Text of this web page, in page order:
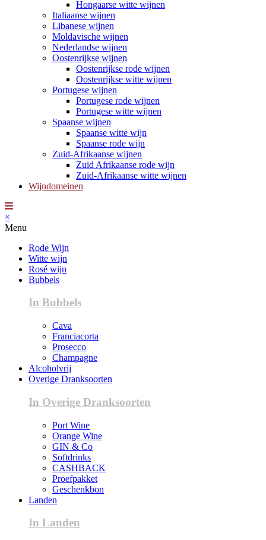
Hongaarse witte wijnen
Italiaanse wijnen
Libanese wijnen
Moldavische wijnen
Nederlandse wijnen
Oostenrijkse wijnen
Oostenrijkse rode wijnen
Oostenrijkse witte wijnen
Portugese wijnen
Portugese rode wijnen
Portugese witte wijnen
Spaanse wijnen
Spaanse witte wijn
Spaanse rode wijn
Zuid-Afrikaanse wijnen
Zuid Afrikaanse rode wijn
Zuid-Afrikaanse witte wijnen
Wijndomeinen
×
Menu
Rode Wijn
Witte wijn
Rosé wijn
Bubbels
In Bubbels
Cava
Franciacorta
Prosecco
Champagne
Alcoholvrij
Overige Dranksoorten
In Overige Dranksoorten
Port Wine
Orange Wine
GIN & Co
Softdrinks
CASHBACK
Proefpakket
Geschenkbon
Landen
In Landen